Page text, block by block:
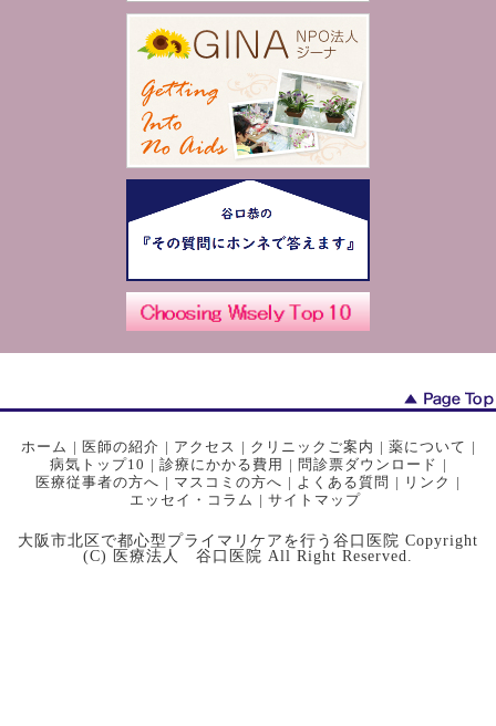
ホーム | 医師の紹介 | アクセス | クリニックご案内 | 薬について |
病気トップ10 | 診療にかかる費用 | 問診票ダウンロード |
医療従事者の方へ | マスコミの方へ | よくある質問 | リンク |
エッセイ・コラム | サイトマップ
大阪市北区で都心型プライマリケアを行う谷口医院 Copyright
(C) 医療法人 谷口医院 All Right Reserved.